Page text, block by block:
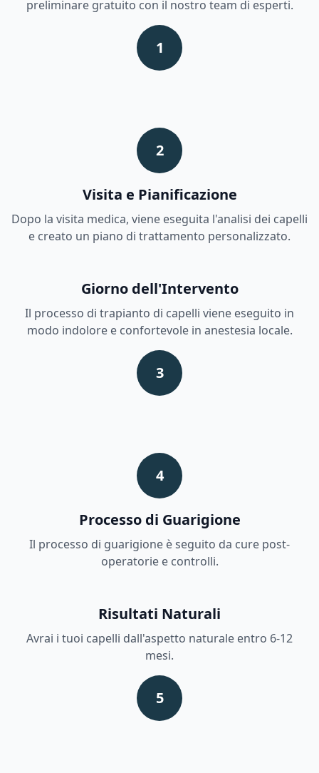
preliminare gratuito con il nostro team di esperti.
1
2
Visita e Pianificazione
Dopo la visita medica, viene eseguita l'analisi dei capelli
e creato un piano di trattamento personalizzato.
Giorno dell'Intervento
Il processo di trapianto di capelli viene eseguito in
modo indolore e confortevole in anestesia locale.
3
4
Processo di Guarigione
Il processo di guarigione è seguito da cure post-
operatorie e controlli.
Risultati Naturali
Avrai i tuoi capelli dall'aspetto naturale entro 6-12
mesi.
5